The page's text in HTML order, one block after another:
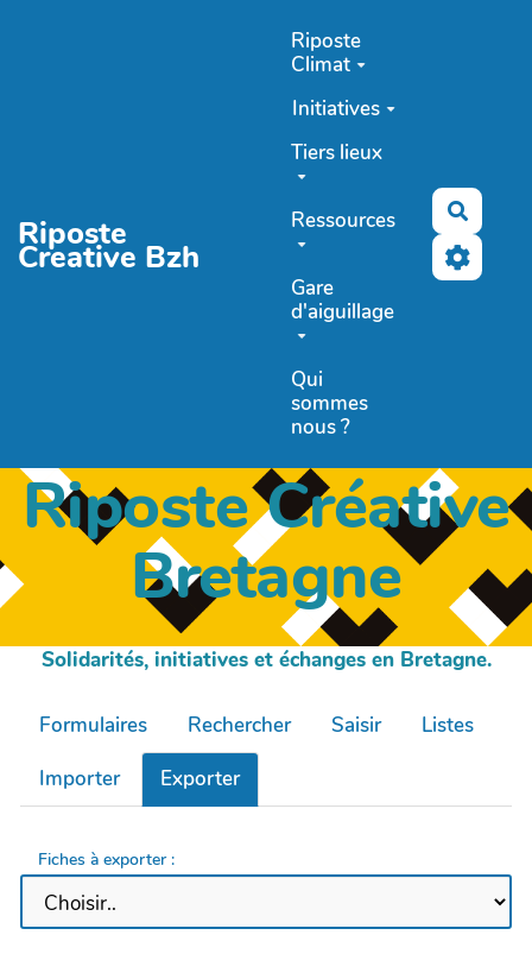
Riposte
Creative Bzh
Riposte
Climat
Initiatives
Tiers lieux
Ressources
Gare
d'aiguillage
Qui
sommes
nous ?
Riposte Créative
Bretagne
Solidarités, initiatives et échanges en Bretagne.
Formulaires Rechercher Saisir
Listes
Importer
Exporter
Fiches à exporter :